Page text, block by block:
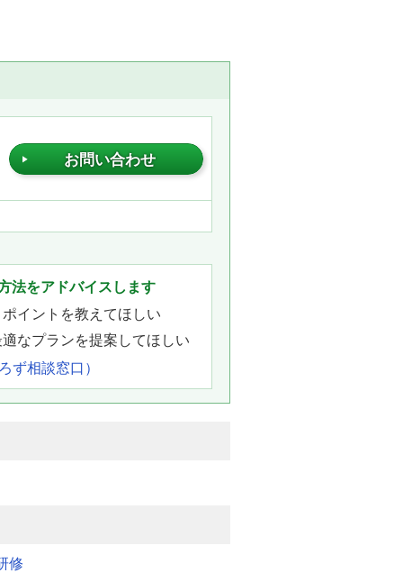
お問い合わせ
法をアドバイスします
イントを教えてほしい
なプランを提案してほしい
ず相談窓口）
修